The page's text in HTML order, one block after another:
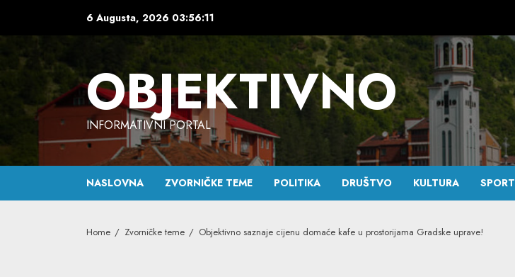
6 Augusta, 2026 03:56:12
OBJEKTIVNO
INFORMATIVNI PORTAL
NASLOVNA ZVORNIČKE TEME POLITIKA DRUŠTVO KULTURA SPORT
Home Zvorničke teme Objektivno saznaje cijenu domaće kafe u prostorijama Gradske uprave!